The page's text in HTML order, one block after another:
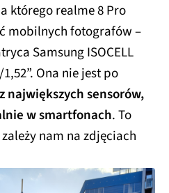
którego realme 8 Pro
mobilnych fotografów –
Samsung ISOCELL
Ona nie jest po
największych sensorów,
w smartfonach. To
nam na zdjęciach